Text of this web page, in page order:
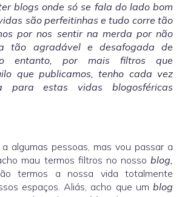
blogs onde só se fala do lado bom
são perfeitinhas e tudo corre tão
por nos sentir na merda por não
tão agradável e desafogada de
entanto, por mais filtros que
que publicamos, tenho cada vez
para estas vidas blogosféricas
algumas pessoas, mas vou passar a
mau termos filtros no nosso blog,
termos a nossa vida totalmente
espaços. Aliás, acho que um blog